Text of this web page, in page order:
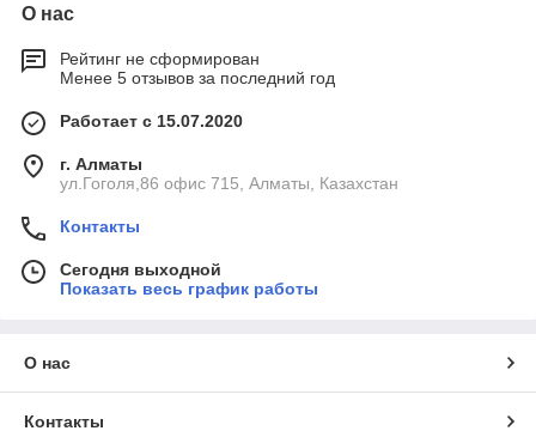
О нас
Рейтинг не сформирован
Менее 5 отзывов за последний год
Работает с 15.07.2020
г. Алматы
ул.Гоголя,86 офис 715, Алматы, Казахстан
Контакты
Сегодня выходной
Показать весь график работы
О нас
Контакты